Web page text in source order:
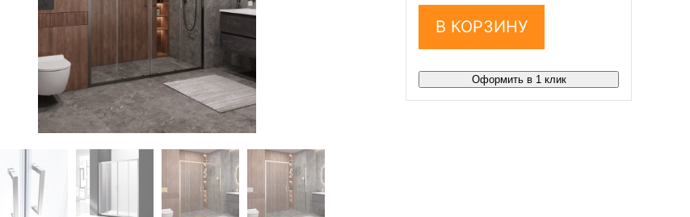
В КОРЗИНУ
Оформить в 1 клик